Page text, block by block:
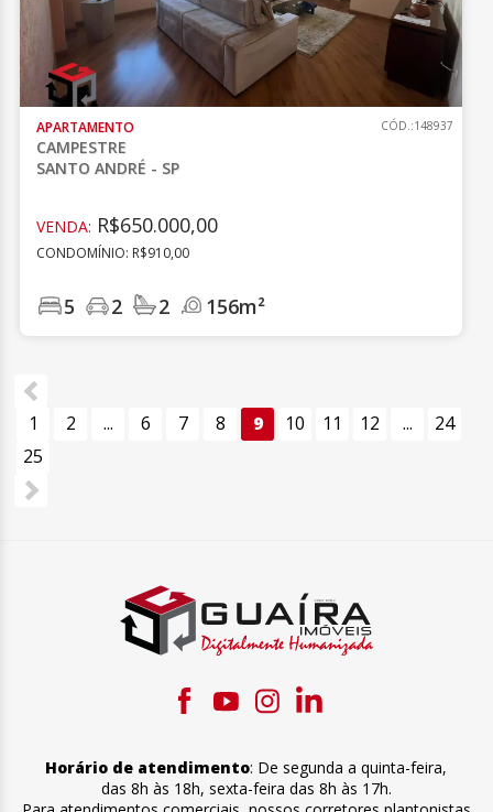
APARTAMENTO
CAMPESTRE
SANTO ANDRÉ - SP
CÓD.:148937
VENDA: R$650.000,00
CONDOMÍNIO: R$910,00
5 2 2 156m²
1 2 ... 6 7 8 9 10 11 12 ...
24
25
Horário de atendimento: De segunda a quinta-feira,
das 8h às 18h, sexta-feira das 8h às 17h.